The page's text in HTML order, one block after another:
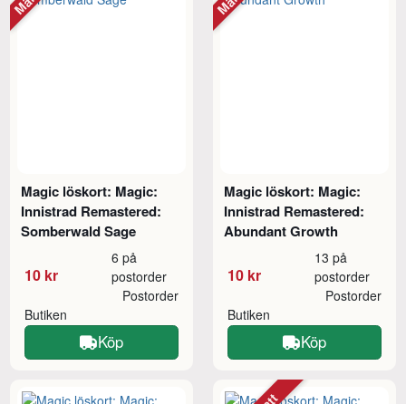
Magic löskort: Magic:
Innistrad Remastered:
Somberwald Sage
10 kr
6 på
postorder
Butiken
Postorder
Köp
Magic löskort: Magic:
Innistrad Remastered:
Abundant Growth
10 kr
13 på
postorder
Butiken
Postorder
Köp